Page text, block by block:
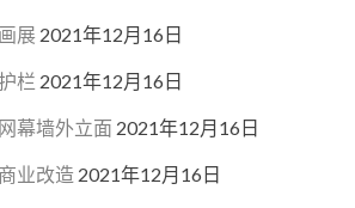
展 2021年12月16日
栏 2021年12月16日
幕墙外立面 2021年12月16日
业改造 2021年12月16日